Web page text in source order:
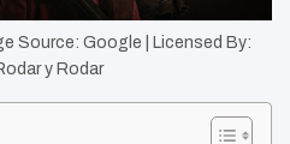
Source: Google | Licensed By:
y Rodar